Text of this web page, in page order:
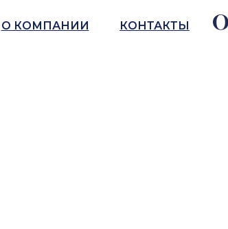
О КОМПАНИИ КОНТАКТЫ